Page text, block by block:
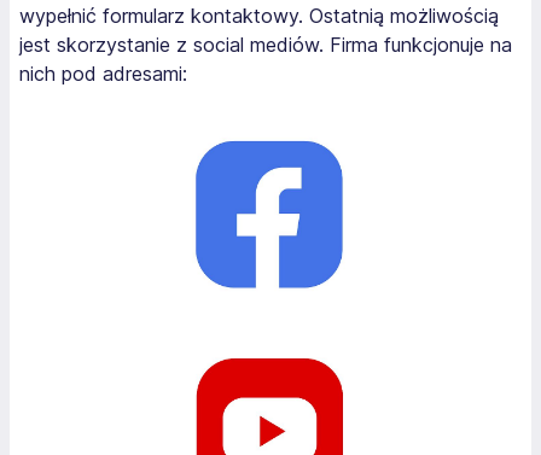
wypełnić formularz kontaktowy. Ostatnią możliwością
jest skorzystanie z social mediów. Firma funkcjonuje na
nich pod adresami: